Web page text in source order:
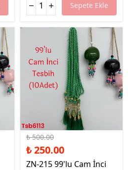
Sepete Ekle
%50 İndirim
₺ 500.00
₺ 250.00
ZN-215 99'lu Cam İnci